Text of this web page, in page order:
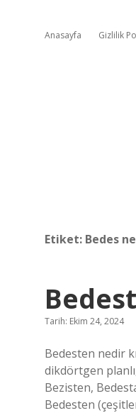
Anasayfa Gizlilik
Etiket: Bedes
Tarih: Ekim 24, 2024
Bedesten nedir
dikdörtgen
Bezisten,
Bedesten